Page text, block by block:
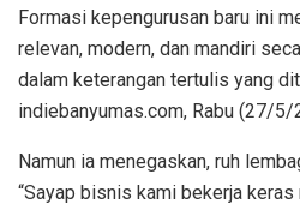
Formasi kepengurusan baru ini
relevan, modern, dan mandiri
dalam keterangan tertulis yang
indiebanyumas.com, Rabu (27/5/
Namun ia menegaskan, ruh
“Sayap bisnis kami bekerja